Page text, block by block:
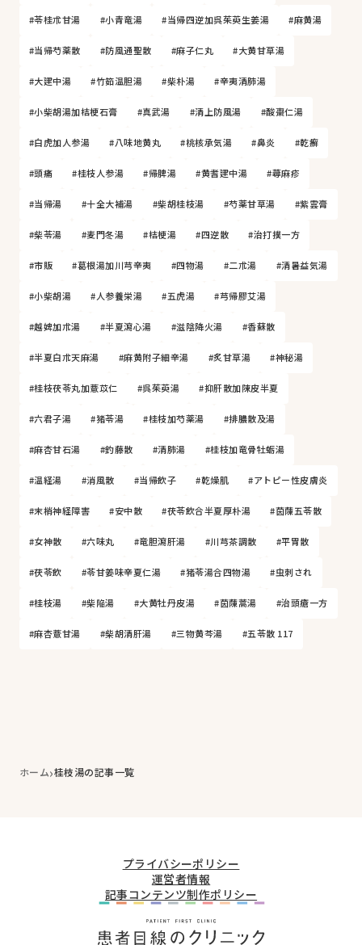
#苓桂朮甘湯 #小青竜湯 #当帰四逆加呉茱萸生姜湯 #麻黄湯
#当帰芍薬散 #防風通聖散 #麻子仁丸 #大黄甘草湯
#大建中湯 #竹筎温胆湯 #柴朴湯 #辛夷清肺湯
#小柴胡湯加桔梗石膏 #真武湯 #清上防風湯 #酸棗仁湯
#白虎加人参湯 #八味地黄丸 #桃核承気湯 #鼻炎 #乾癬
#頭痛 #桂枝人参湯 #帰脾湯 #黄耆建中湯 #蕁麻疹
#当帰湯 #十全大補湯 #柴胡桂枝湯 #芍薬甘草湯 #紫雲膏
#柴苓湯 #麦門冬湯 #桔梗湯 #四逆散 #治打撲一方
#市販 #葛根湯加川芎辛夷 #四物湯 #二朮湯 #清暑益気湯
#小柴胡湯 #人参養栄湯 #五虎湯 #芎帰膠艾湯
#越婢加朮湯 #半夏瀉心湯 #滋陰降火湯 #香蘇散
#半夏白朮天麻湯 #麻黄附子細辛湯 #炙甘草湯 #神秘湯
#桂枝茯苓丸加薏苡仁 #呉茱萸湯 #抑肝散加陳皮半夏
#六君子湯 #猪苓湯 #桂枝加芍薬湯 #排膿散及湯
#麻杏甘石湯 #釣藤散 #清肺湯 #桂枝加竜骨牡蛎湯
#温経湯 #消風散 #当帰飲子 #乾燥肌 #アトピー性皮膚炎
#末梢神経障害 #安中散 #茯苓飲合半夏厚朴湯 #茵蔯五苓散
#女神散 #六味丸 #竜胆瀉肝湯 #川芎茶調散 #平胃散
#茯苓飲 #苓甘姜味辛夏仁湯 #猪苓湯合四物湯 #虫刺され
#桂枝湯 #柴陥湯 #大黄牡丹皮湯 #茵蔯蒿湯 #治頭瘡一方
#麻杏薏甘湯 #柴胡清肝湯 #三物黄芩湯 #五苓散 117
ホーム›桂枝湯の記事一覧
プライバシーポリシー
運営者情報
記事コンテンツ制作ポリシー